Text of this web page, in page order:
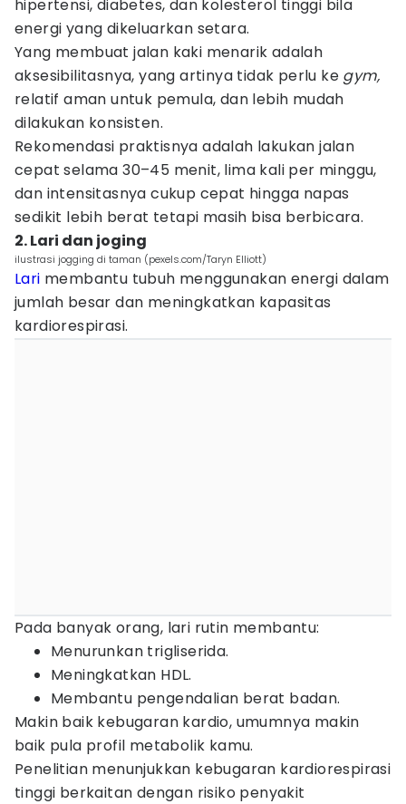
hipertensi, diabetes, dan kolesterol tinggi bila
energi yang dikeluarkan setara.
Yang membuat jalan kaki menarik adalah
aksesibilitasnya, yang artinya tidak perlu ke gym,
relatif aman untuk pemula, dan lebih mudah
dilakukan konsisten.
Rekomendasi praktisnya adalah lakukan jalan
cepat selama 30–45 menit, lima kali per minggu,
dan intensitasnya cukup cepat hingga napas
sedikit lebih berat tetapi masih bisa berbicara.
2. Lari dan joging
ilustrasi jogging di taman (pexels.com/Taryn Elliott)
Lari membantu tubuh menggunakan energi dalam
jumlah besar dan meningkatkan kapasitas
kardiorespirasi.
Pada banyak orang, lari rutin membantu:
Menurunkan trigliserida.
Meningkatkan HDL.
Membantu pengendalian berat badan.
Makin baik kebugaran kardio, umumnya makin
baik pula profil metabolik kamu.
Penelitian menunjukkan kebugaran kardiorespirasi
tinggi berkaitan dengan risiko penyakit